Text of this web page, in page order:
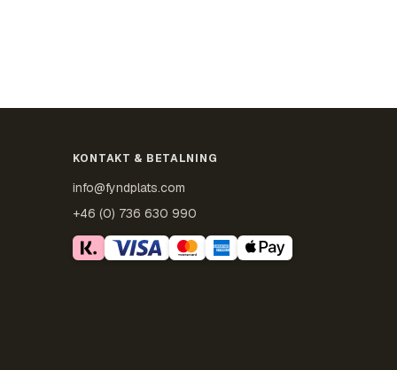
KONTAKT & BETALNING
info@fyndplats.com
+46 (0) 736 630 990